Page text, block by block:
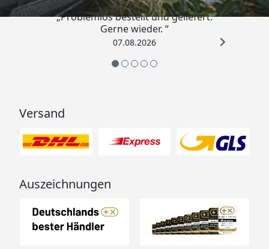
„Problemlos bestellt und geliefert.
Gerne wieder. “
07.08.2026
Versand
Auszeichnungen